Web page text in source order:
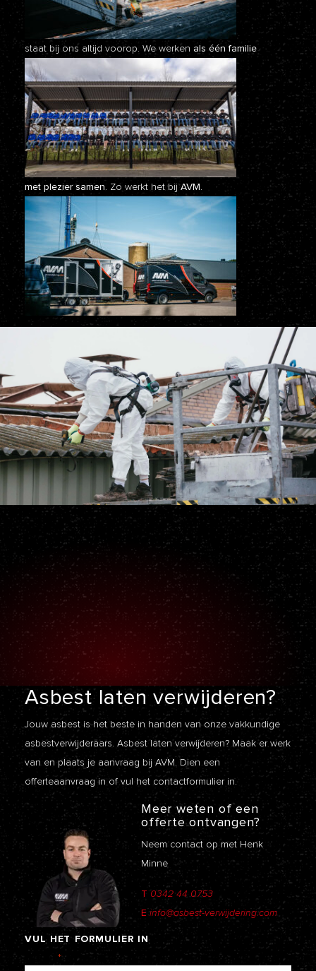
staat bij ons altijd voorop. We werken als één familie
met plezier samen. Zo werkt het bijAVM.
Asbest latenverwijderen?
Jouw asbest is het beste in handen van onze vakkundige
asbestverwijderaars. Asbest laten verwijderen? Maak er werk
van en plaats je aanvraag bij AVM. Dien een
offerteaanvraagin of vul het contactformulier in.
Meer weten of een
offerte ontvangen?
Neem contact op met Henk
Minne
T 0342 44 0753
E info@asbest-verwijdering.com
VUL HET FORMULIER IN
Naam *